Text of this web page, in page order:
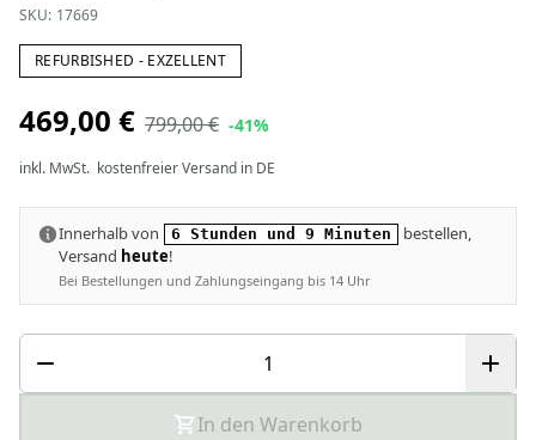
SKU: 17669
REFURBISHED - EXZELLENT
469,00 € 799,00 € -41%
inkl. MwSt. kostenfreier Versand in DE
Innerhalb von 6 Stunden und 9 Minuten
bestellen,
Versand heute!
Bei Bestellungen und Zahlungseingang bis 14 Uhr
In den Warenkorb